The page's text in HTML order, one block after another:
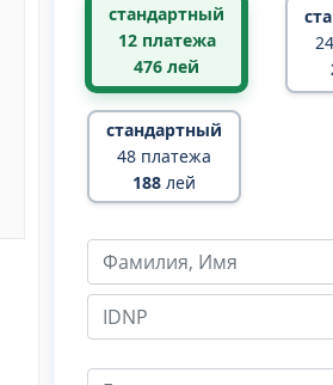
стандартный
12 платежа
476 лей
стандартный
48 платежа
188 лей